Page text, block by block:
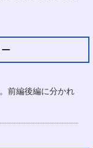
前編後編に分かれ